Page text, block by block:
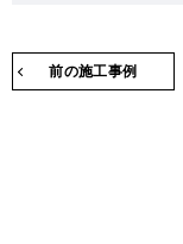
前の施工事例